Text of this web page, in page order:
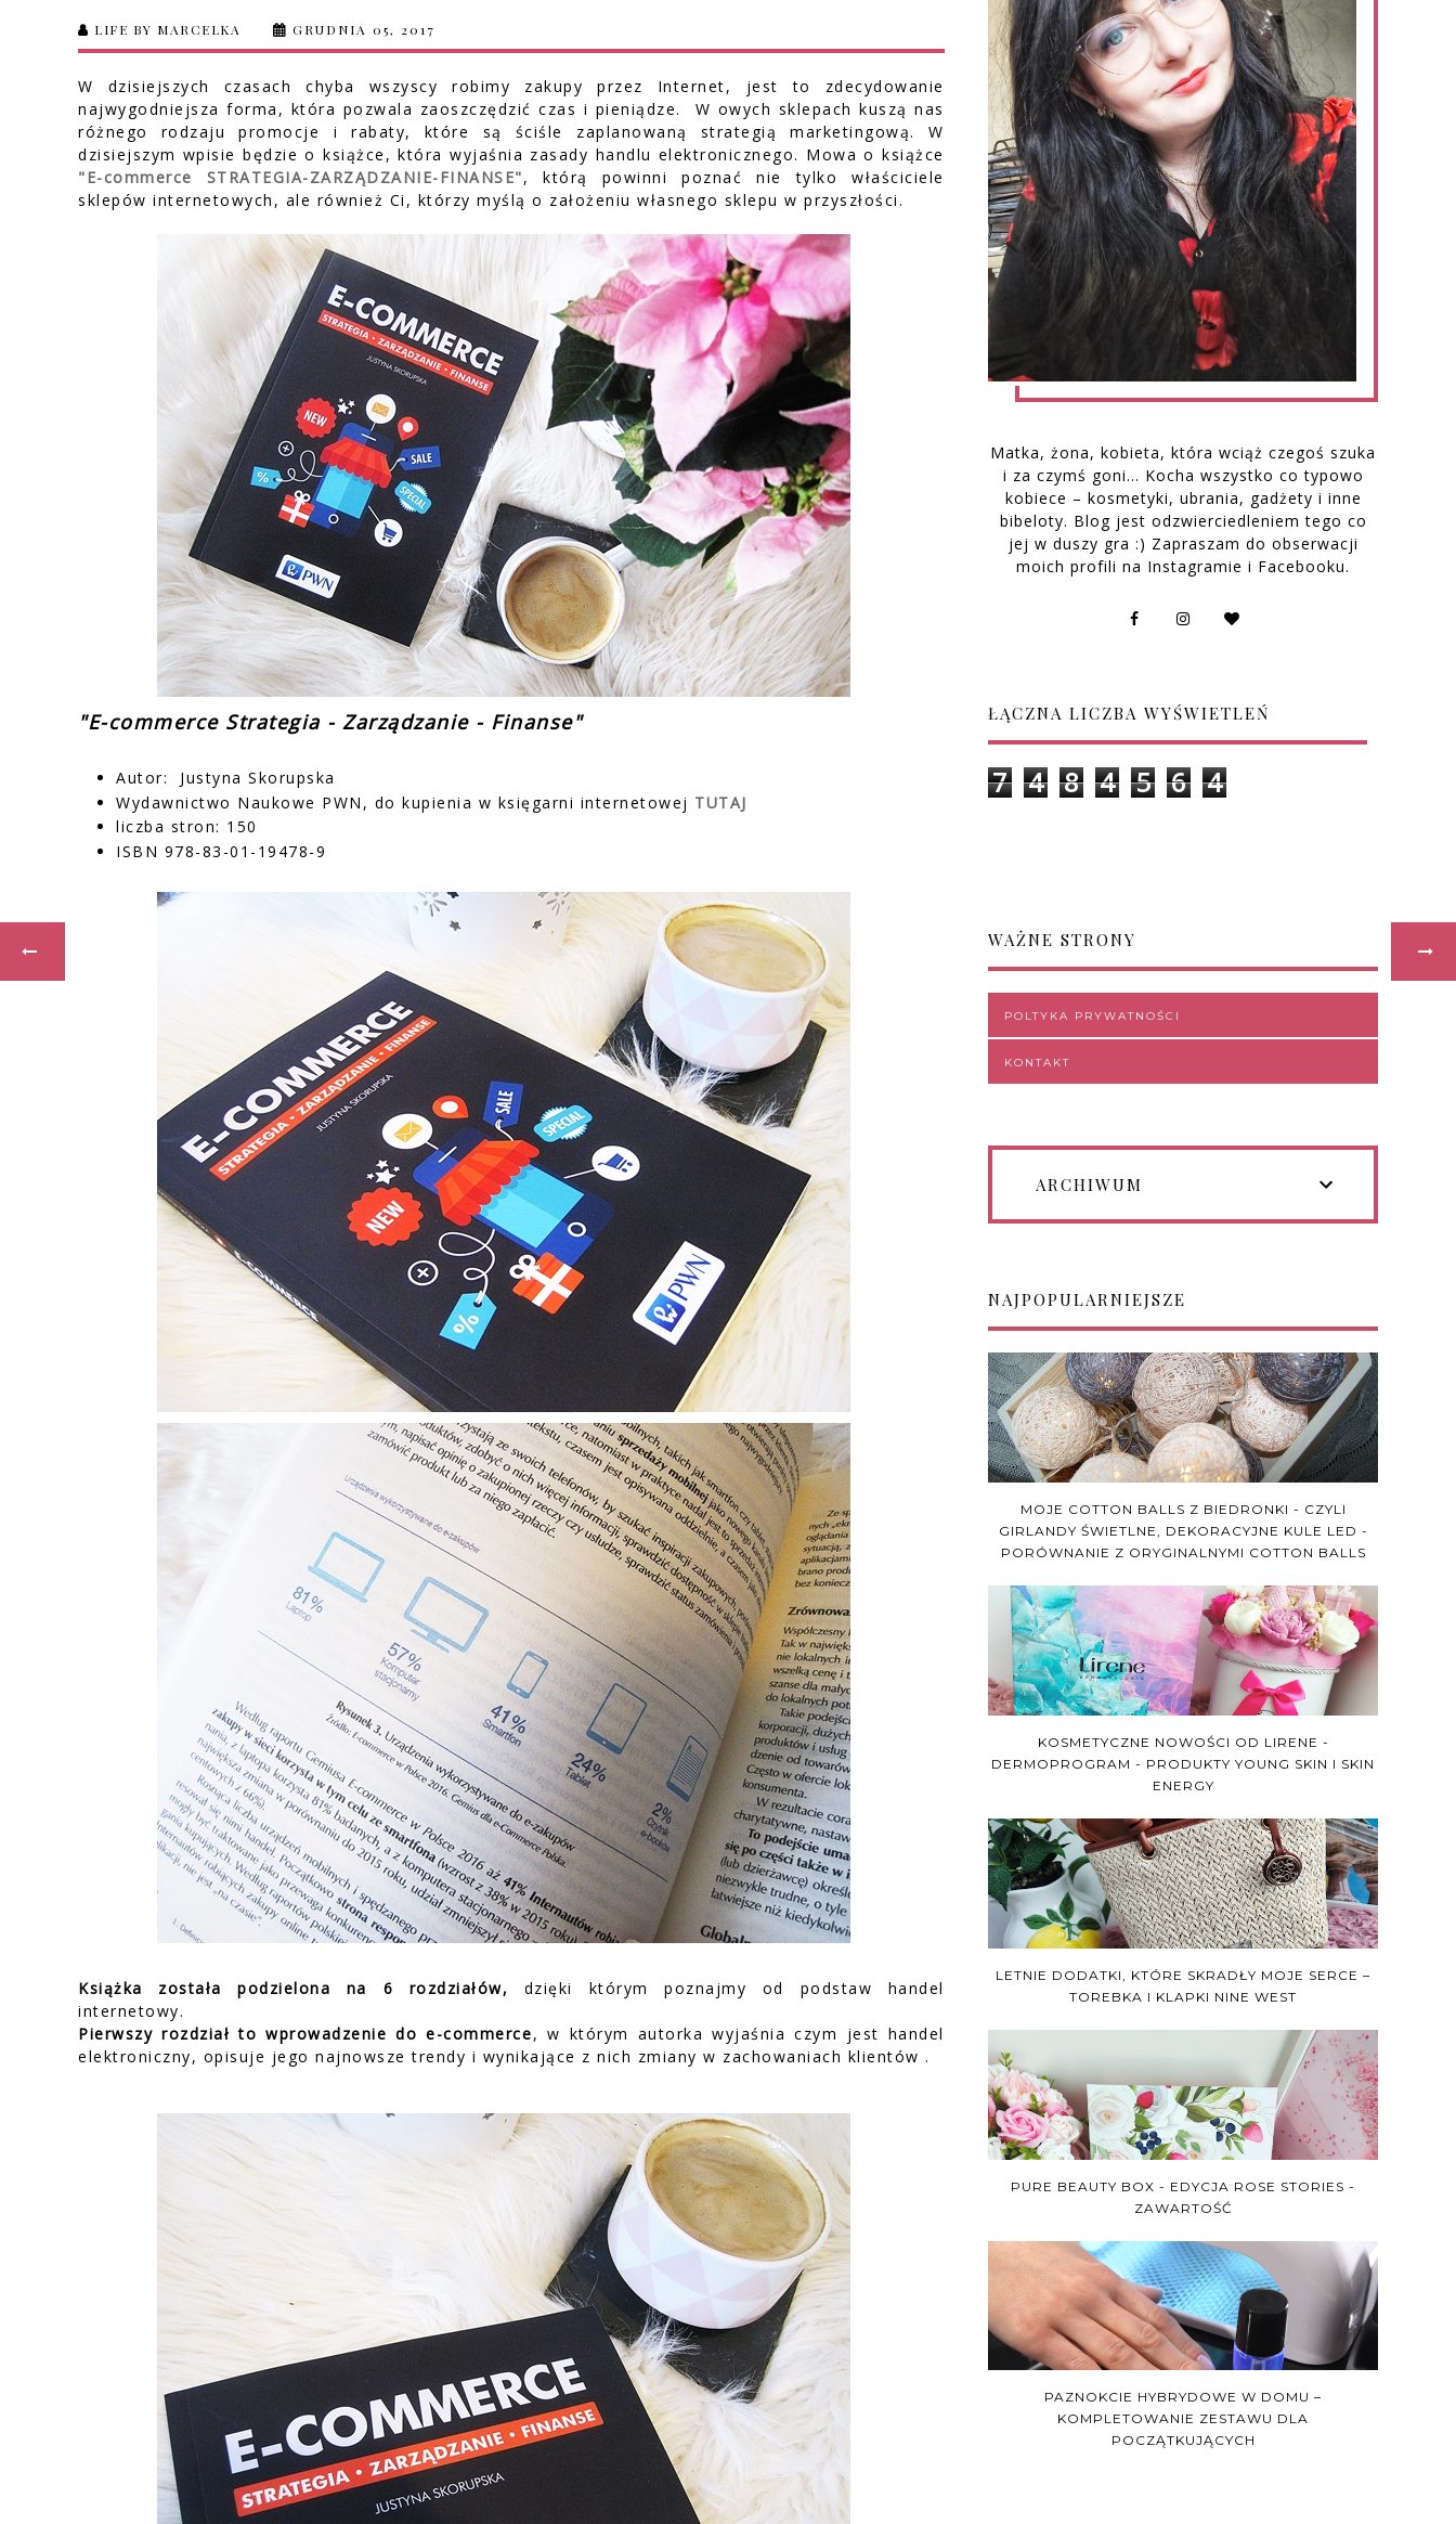
LIFE BY MARCELKA GRUDNIA 05, 2017
W dzisiejszych czasach chyba wszyscy robimy zakupy przez Internet, jest to zdecydowanie
najwygodniejsza forma, która pozwala zaoszczędzić czas i pieniądze. W owych sklepach kuszą nas
różnego rodzaju promocje i rabaty, które są ściśle zaplanowaną strategią marketingową. W
dzisiejszym wpisie będzie o książce, która wyjaśnia zasady handlu elektronicznego. Mowa o książce
"E-commerce STRATEGIA-ZARZĄDZANIE-FINANSE", którą powinni poznać nie tylko właściciele
sklepów internetowych, ale również Ci, którzy myślą o założeniu własnego sklepu w przyszłości.
"E-commerce Strategia - Zarządzanie - Finanse"
Autor: Justyna Skorupska
Wydawnictwo Naukowe PWN, do kupienia w księgarni internetowej TUTAJ
liczba stron: 150
ISBN 978-83-01-19478-9
Książka została podzielona na 6 rozdziałów,
dzięki którym poznajmy od podstaw handel
internetowy.
Pierwszy rozdział to wprowadzenie do e-commerce, w którym autorka wyjaśnia czym jest handel
elektroniczny, opisuje jego najnowsze trendy i wynikające z nich zmiany w zachowaniach klientów .
Matka, żona, kobieta, która wciąż czegoś szuka
i za czymś goni… Kocha wszystko co typowo
kobiece – kosmetyki, ubrania, gadżety i inne
bibeloty. Blog jest odzwierciedleniem tego co
jej w duszy gra :) Zapraszam do obserwacji
moich profili na Instagramie i Facebooku.
ŁĄCZNA LICZBA WYŚWIETLEŃ
7 4 8 4 5 6 4
WAŻNE STRONY
POLTYKA PRYWATNOŚCI
KONTAKT
ARCHIWUM
NAJPOPULARNIEJSZE
MOJE COTTON BALLS Z BIEDRONKI - CZYLI
GIRLANDY ŚWIETLNE, DEKORACYJNE KULE LED -
PORÓWNANIE Z ORYGINALNYMI COTTON BALLS
KOSMETYCZNE NOWOŚCI OD LIRENE -
DERMOPROGRAM - PRODUKTY YOUNG SKIN I SKIN
ENERGY
LETNIE DODATKI, KTÓRE SKRADŁY MOJE SERCE –
TOREBKA I KLAPKI NINE WEST
PURE BEAUTY BOX - EDYCJA ROSE STORIES -
ZAWARTOŚĆ
PAZNOKCIE HYBRYDOWE W DOMU –
KOMPLETOWANIE ZESTAWU DLA
POCZĄTKUJĄCYCH